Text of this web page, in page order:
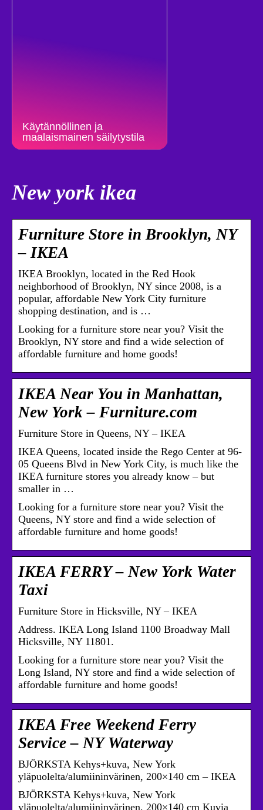
Käytännöllinen ja
maalaismainen säilytystila
New york ikea
Furniture Store in Brooklyn, NY
– IKEA
IKEA Brooklyn, located in the Red Hook
neighborhood of Brooklyn, NY since 2008, is a
popular, affordable New York City furniture
shopping destination, and is …
Looking for a furniture store near you? Visit the
Brooklyn, NY store and find a wide selection of
affordable furniture and home goods!
IKEA Near You in Manhattan,
New York – Furniture.com
Furniture Store in Queens, NY – IKEA
IKEA Queens, located inside the Rego Center at 96-
05 Queens Blvd in New York City, is much like the
IKEA furniture stores you already know – but
smaller in …
Looking for a furniture store near you? Visit the
Queens, NY store and find a wide selection of
affordable furniture and home goods!
IKEA FERRY – New York Water
Taxi
Furniture Store in Hicksville, NY – IKEA
Address. IKEA Long Island 1100 Broadway Mall
Hicksville, NY 11801.
Looking for a furniture store near you? Visit the
Long Island, NY store and find a wide selection of
affordable furniture and home goods!
IKEA Free Weekend Ferry
Service – NY Waterway
BJÖRKSTA Kehys+kuva, New York
yläpuolelta/alumiininvärinen, 200×140 cm – IKEA
BJÖRKSTA Kehys+kuva, New York
yläpuolelta/alumiininvärinen, 200×140 cm Kuvia